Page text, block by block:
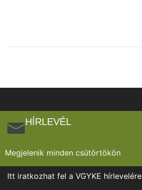
HÍRLEVÉL
Megjelenik minden csütörtökön
Itt iratkozhat fel a VGYKE hírlevelére